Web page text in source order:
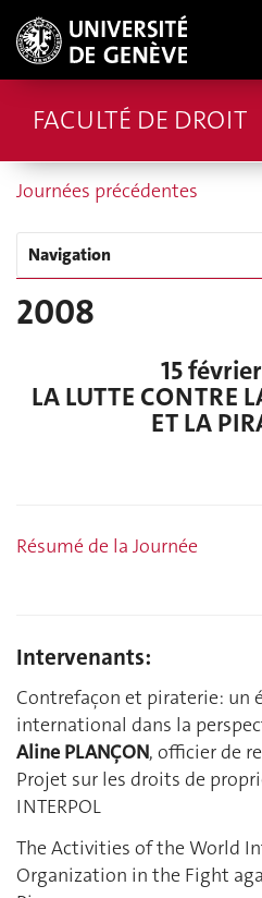
FACULTÉ DE DROIT
Journées précédentes
Navigation
2008
15
LA LUTTE CONTRE
ET LA
Résumé de la Journée
Intervenants:
Contrefaçon et piraterie: un
international dans la
Aline PLANÇON, officier de
Projet sur les droits de
INTERPOL
The Activities of the World
Organization in the Fight